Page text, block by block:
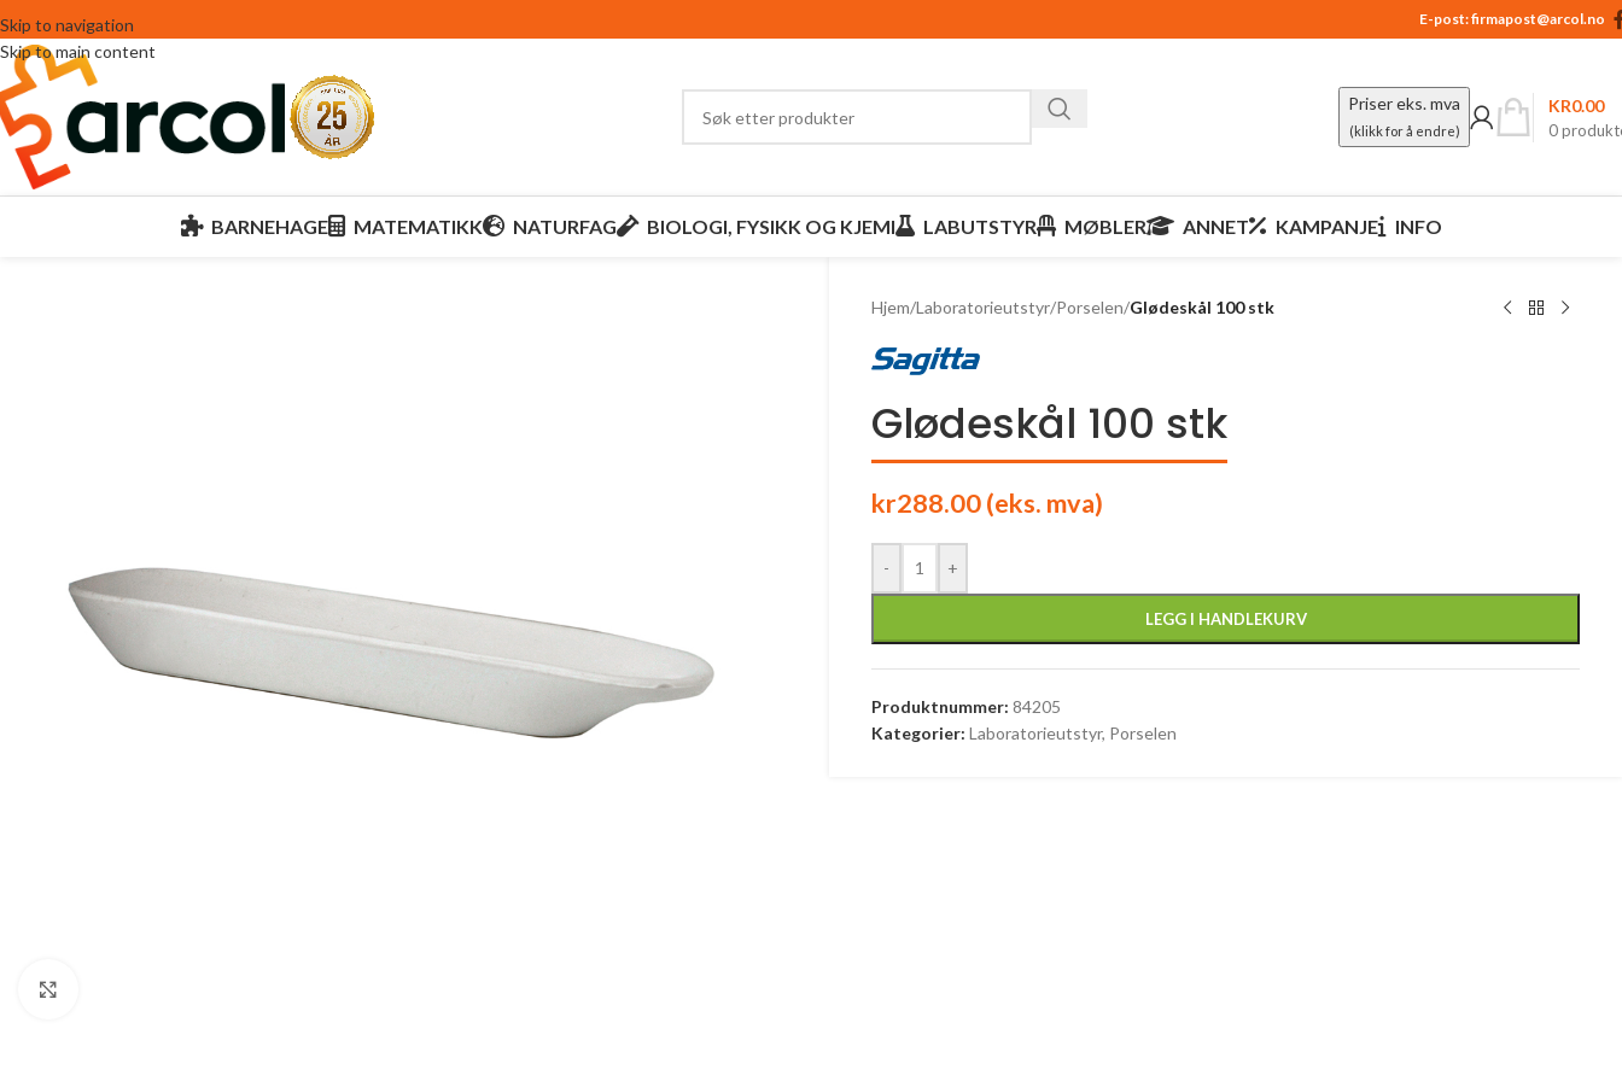
Skip to navigation
Skip to main content
E-post:firmapost@arcol.no
Priser eks. mva
(klikk for å endre) 0
KR0.00
BARNEHAGE MATEMATIKK NATURFAG BIOLOGI, FYSIKK OG KJEMI LABUTSTYR MØBLER ANNET KAMPANJE INFO
Hjem/Laboratorieutstyr/Porselen/Glødeskål 100 stk
Glødeskål 100 stk
kr288.00(eks. mva)
- +
LEGG I HANDLEKURV
Produktnummer: 84205
Kategorier: Laboratorieutstyr, Porselen